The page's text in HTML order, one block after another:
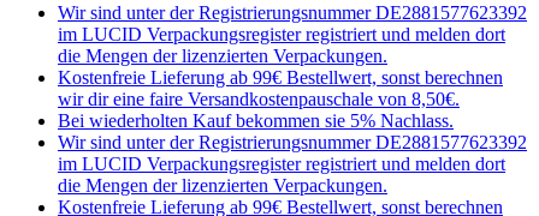
Wir sind unter der Registrierungsnummer DE2881577623392
im LUCID Verpackungsregister registriert und melden dort
die Mengen der lizenzierten Verpackungen.
Kostenfreie Lieferung ab 99€ Bestellwert, sonst berechnen
wir dir eine faire Versandkostenpauschale von 8,50€.
Bei wiederholten Kauf bekommen sie 5% Nachlass.
Wir sind unter der Registrierungsnummer DE2881577623392
im LUCID Verpackungsregister registriert und melden dort
die Mengen der lizenzierten Verpackungen.
Kostenfreie Lieferung ab 99€ Bestellwert, sonst berechnen